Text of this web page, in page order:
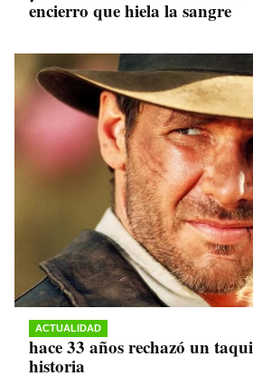
encierro que hiela la sangre
ACTUALIDAD
hace 33 años rechazó un
historia